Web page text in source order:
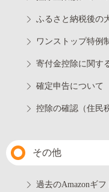
ふるさと納税後の
ワンストップ特例
寄付金控除に関す
確定申告について
控除の確認（住民
その他
過去のAmazonギ